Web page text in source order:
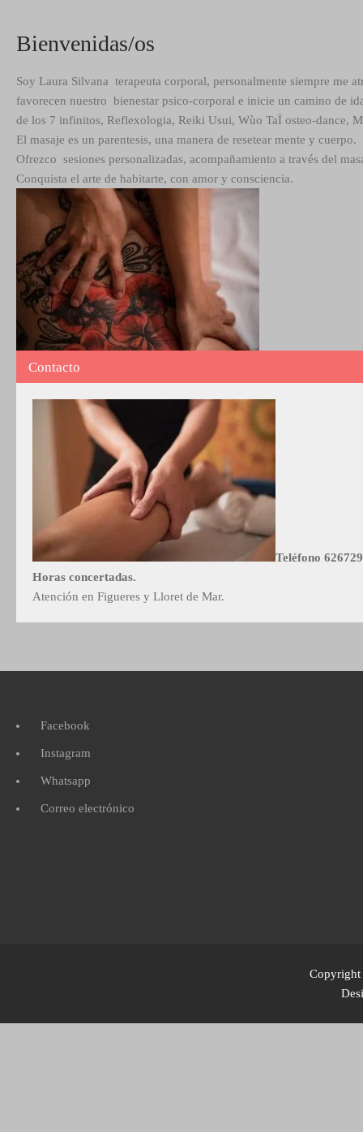
Bienvenidas/os
Soy Laura Silvana terapeuta corporal, personalmente siempre me
favorecen nuestro bienestar psico-corporal e inicie un camino de
de los 7 infinitos, Reflexologia, Reiki Usui, Wùo TaÏ osteo-dance,
El masaje es un parentesis, una manera de resetear mente y cuerpo.
Ofrezco sesiones personalizadas, acompañamiento a través del
Conquista el arte de habitarte, con amor y consciencia.
Contacto
Teléfono
Horas concertadas.
Atención en Figueres y Lloret de Mar.
Facebook
Instagram
Whatsapp
Correo electrónico